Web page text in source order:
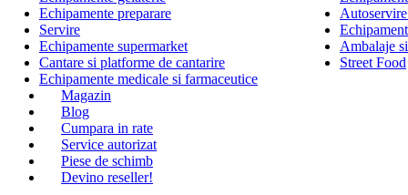
Echipamente preparare
Servire
Echipamente supermarket
Ambalaje
Cantare si platforme de cantarire
Street Food
Echipamente medicale si farmaceutice
Magazin
Blog
Cumpara in rate
Service autorizat
Piese de schimb
Devino reseller!